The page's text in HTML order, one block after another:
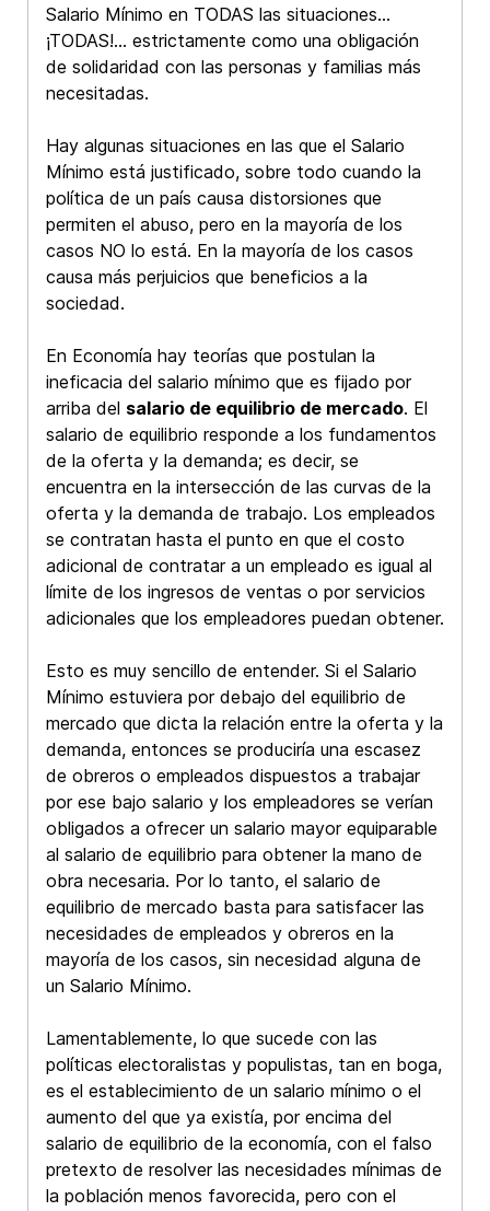
Salario Mínimo en TODAS las situaciones…
¡TODAS!... estrictamente como una obligación
de solidaridad con las personas y familias más
necesitadas.
Hay algunas situaciones en las que el Salario
Mínimo está justificado, sobre todo cuando la
política de un país causa distorsiones que
permiten el abuso, pero en la mayoría de los
casos NO lo está. En la mayoría de los casos
causa más perjuicios que beneficios a la
sociedad.
En Economía hay teorías que postulan la
ineficacia del salario mínimo que es fijado por
arriba del salario de equilibrio de mercado. El
salario de equilibrio responde a los fundamentos
de la oferta y la demanda; es decir, se
encuentra en la intersección de las curvas de la
oferta y la demanda de trabajo. Los empleados
se contratan hasta el punto en que el costo
adicional de contratar a un empleado es igual al
límite de los ingresos de ventas o por servicios
adicionales que los empleadores puedan obtener.
Esto es muy sencillo de entender. Si el Salario
Mínimo estuviera por debajo del equilibrio de
mercado que dicta la relación entre la oferta y la
demanda, entonces se produciría una escasez
de obreros o empleados dispuestos a trabajar
por ese bajo salario y los empleadores se verían
obligados a ofrecer un salario mayor equiparable
al salario de equilibrio para obtener la mano de
obra necesaria. Por lo tanto, el salario de
equilibrio de mercado basta para satisfacer las
necesidades de empleados y obreros en la
mayoría de los casos, sin necesidad alguna de
un Salario Mínimo.
Lamentablemente, lo que sucede con las
políticas electoralistas y populistas, tan en boga,
es el establecimiento de un salario mínimo o el
aumento del que ya existía, por encima del
salario de equilibrio de la economía, con el falso
pretexto de resolver las necesidades mínimas de
la población menos favorecida, pero con el